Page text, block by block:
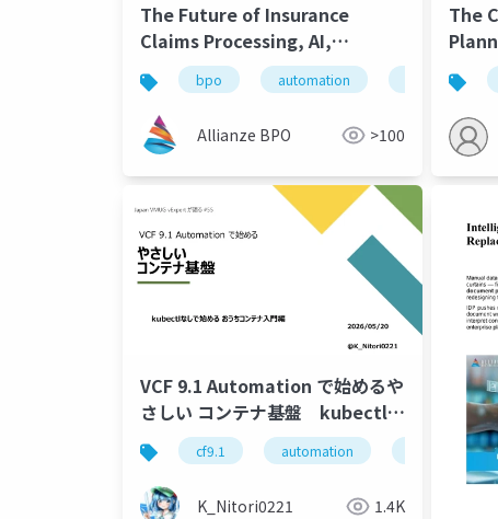
The Future of Insurance
Claims Processing, AI,
Automation, and Human
Validation
bpo automation insurance
Allianze BPO >100
The
VCF 9.1 Automation で始めるや
さしい コンテナ基盤 kubectlな
しで始める おうちコンテナ入門
編
cf9.1 automation
K_Nitori0221 1.4K